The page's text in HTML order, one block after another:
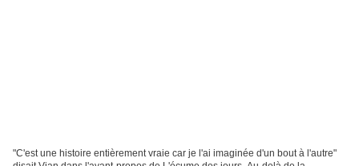
"C'est une histoire entièrement vraie car je l'ai imaginée d'un bout à l'autre"